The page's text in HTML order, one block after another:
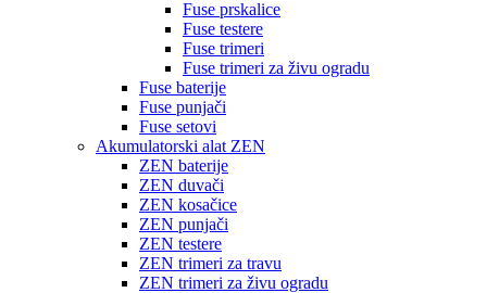
Fuse prskalice
Fuse testere
Fuse trimeri
Fuse trimeri za živu ogradu
Fuse baterije
Fuse punjači
Fuse setovi
Akumulatorski alat ZEN
ZEN baterije
ZEN duvači
ZEN kosačice
ZEN punjači
ZEN testere
ZEN trimeri za travu
ZEN trimeri za živu ogradu